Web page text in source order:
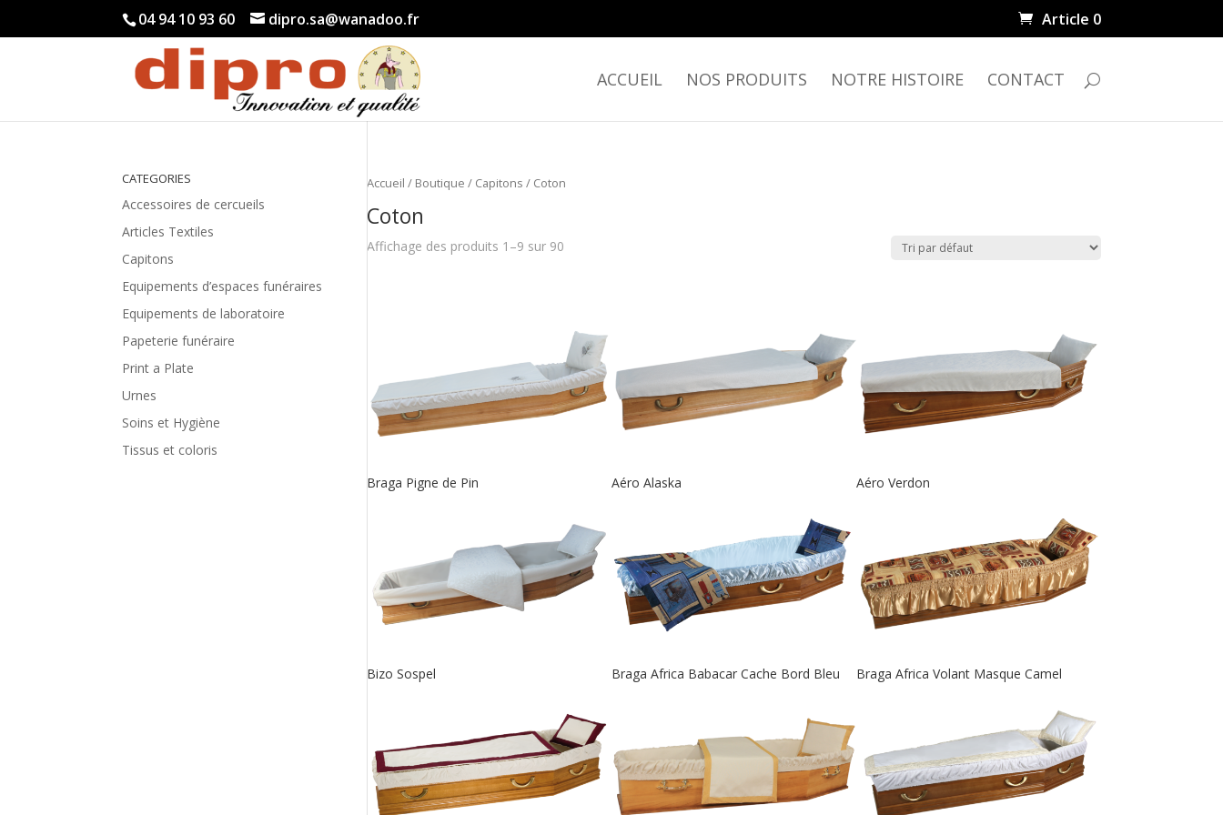
04 94 10 93 60 dipro.sa@wanadoo.fr Article 0
ACCUEIL NOS PRODUITS NOTRE HISTOIRE CONTACT
Accueil / Boutique / Capitons / Coton
Coton
Affichage des produits 1–9 sur 90
Braga Pigne de Pin Aéro Alaska Aéro Verdon
Bizo Sospel Braga Africa Babacar Cache Bord Bleu Braga Africa Volant Masque Camel
CATEGORIES
Accessoires de cercueils
Articles Textiles
Capitons
Equipements d’espaces funéraires
Equipements de laboratoire
Papeterie funéraire
Print a Plate
Urnes
Soins et Hygiène
Tissus et coloris